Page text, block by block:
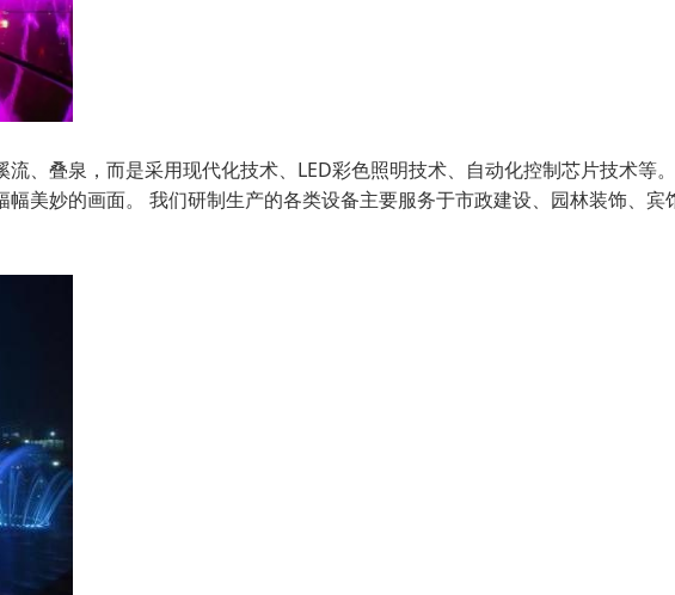
、叠泉，而是采用现代化技术、LED彩色照明技术、自动化控制芯片技术等
美妙的画面。 我们研制生产的各类设备主要服务于市政建设、园林装饰、宾